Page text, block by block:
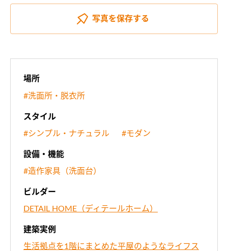
写真を保存する
場所
#洗面所・脱衣所
スタイル
#シンプル・ナチュラル #モダン
設備・機能
#造作家具（洗面台）
ビルダー
DETAIL HOME（ディテールホーム）
建築実例
生活拠点を1階にまとめた平屋のようなライフス